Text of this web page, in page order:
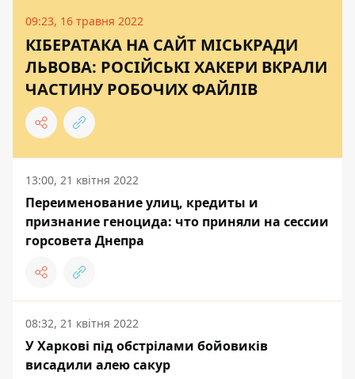
09:23, 16 травня 2022
КІБЕРАТАКА НА САЙТ МІСЬКРАДИ
ЛЬВОВА: РОСІЙСЬКІ ХАКЕРИ ВКРАЛИ
ЧАСТИНУ РОБОЧИХ ФАЙЛІВ
13:00, 21 квітня 2022
Переименование улиц, кредиты и
признание геноцида: что приняли на сессии
горсовета Днепра
08:32, 21 квітня 2022
У Харкові під обстрілами бойовиків
висадили алею сакур